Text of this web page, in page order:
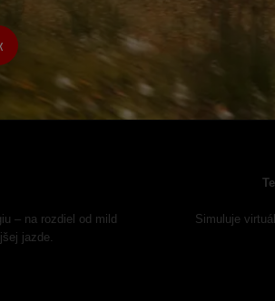
– na rozdiel od mild
jazde.
Simuluje